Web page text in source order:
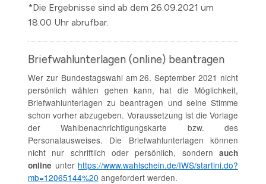
*Die Ergebnisse sind ab dem 26.09.2021 um
18:00 Uhr abrufbar.
Briefwahlunterlagen (online) beantragen
Wer zur Bundestagswahl am 26. September 2021 nicht
persönlich wählen gehen kann, hat die Möglichkeit,
Briefwahlunterlagen zu beantragen und seine Stimme
schon vorher abzugeben. Voraussetzung ist die Vorlage
der Wahlbenachrichtigungskarte bzw. des
Personalausweises. Die Briefwahlunterlagen können
nicht nur schriftlich oder persönlich, sondern auch
online unter https://www.wahlschein.de/IWS/startini.do?
mb=12065144%20 angefordert werden.